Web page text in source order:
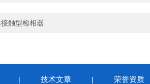
触型检相器
| 技术文章 | 荣誉资质